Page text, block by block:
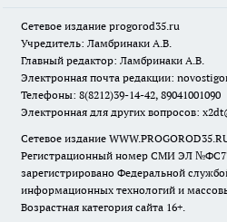
Сетевое издание progorod35.ru
Учредитель: Ламбринаки А.В.
Главный редактор: Ламбринаки А.В.
Электронная почта редакции:
Телефоны: 8(8212)39-14-42, 89041001090
Электронная для других вопросов:
Сетевое издание
Регистрационный номер СМИ ЭЛ
зарегистрировано Федеральной
информационных технологий и
Возрастная категория сайта 16+.